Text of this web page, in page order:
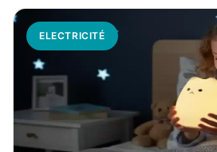
ELECTRICITÉ